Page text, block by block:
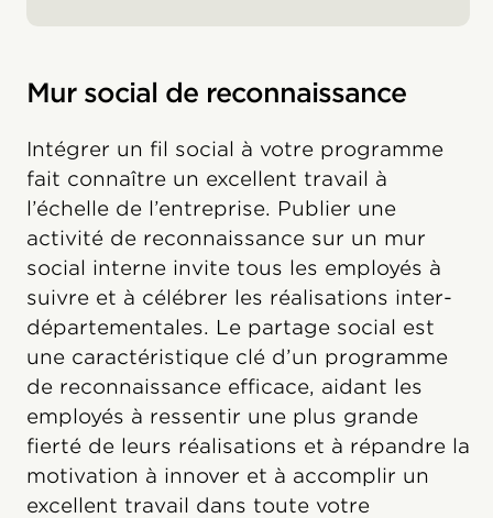
Mur social de reconnaissance
Intégrer un fil social à votre programme
fait connaître un excellent travail à
l’échelle de l’entreprise. Publier une
activité de reconnaissance sur un mur
social interne invite tous les employés à
suivre et à célébrer les réalisations inter-
départementales. Le partage social est
une caractéristique clé d’un programme
de reconnaissance efficace, aidant les
employés à ressentir une plus grande
fierté de leurs réalisations et à répandre la
motivation à innover et à accomplir un
excellent travail dans toute votre